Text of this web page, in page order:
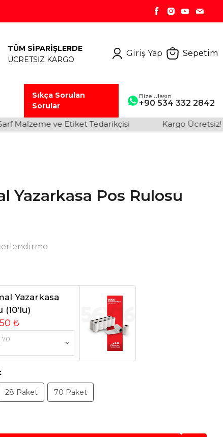
TÜM SİPARİŞLERDE
ÜCRETSİZ KARGO
Giriş Yap Sepetim
Sıkça Sorulan
Sorular
Bize Ulaşın
+90 534 332 2842
Malzeme ve Etiket Tedarikçisi Kargo Ücretsiz!
Yazarkasa Pos Rulosu
Yazarkasa
(10'lu)
₺
70
28 Paket 70 Paket